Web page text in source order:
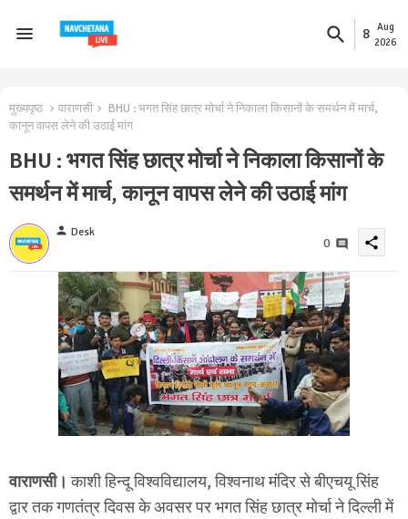
8
Aug
2026
मुख्यपृष्ठ वाराणसी
BHU : भगत सिंह छात्र मोर्चा ने निकाला किसानों के समर्थन में मार्च,
कानून वापस लेने की उठाई मांग
BHU : भगत सिंह छात्र मोर्चा ने निकाला किसानों के
समर्थन में मार्च, कानून वापस लेने की उठाई मांग
person Desk
0 share
वाराणसी।काशी हिन्दू विश्वविद्यालय, विश्वनाथ मंदिर से बीएचयू सिंह
द्वार तक गणतंत्र दिवस के अवसर पर भगत सिंह छात्र मोर्चा ने दिल्ली में